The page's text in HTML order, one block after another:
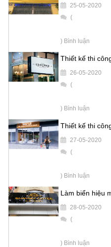
25-05-2020
(
) Bình luận
Thiết kế thi
26-05-2020
(
) Bình luận
Thiết kế thi
27-05-2020
(
) Bình luận
Làm biển hiệu
28-05-2020
(
) Bình luận